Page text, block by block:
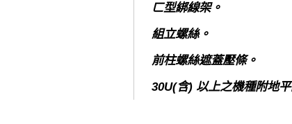
ㄈ型綁線架。
組立螺絲。
前柱螺絲遮蓋壓條。
30U(含) 以上之機種附地